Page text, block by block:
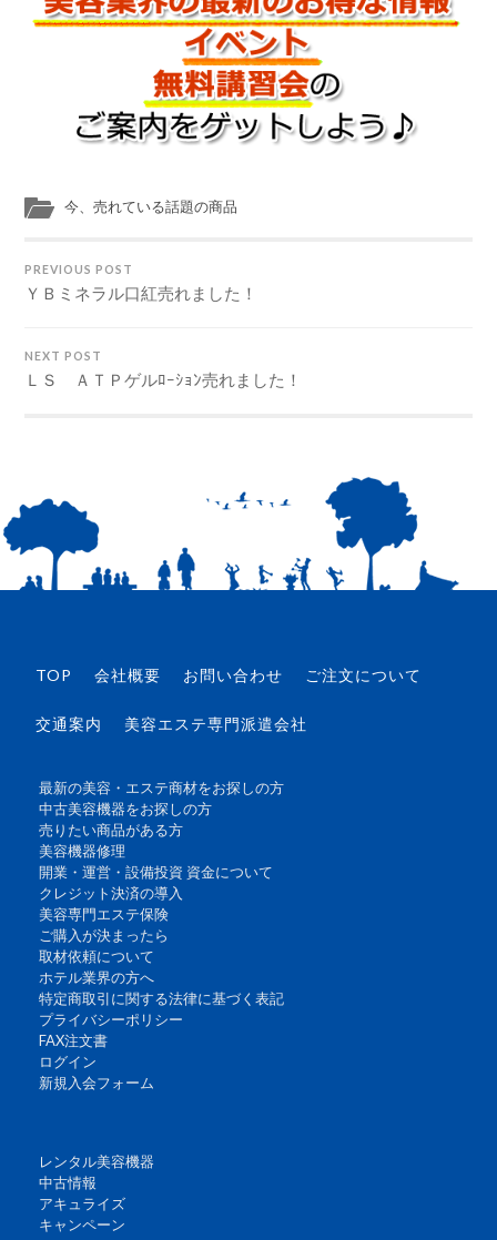
今、売れている話題の商品
PREVIOUS POST
ＹＢミネラル口紅売れました！
NEXT POST
ＬＳ ＡＴＰゲルﾛｰｼｮﾝ売れました！
TOP 会社概要 お問い合わせ ご注文について
交通案内 美容エステ専門派遣会社
最新の美容・エステ商材をお探しの方
中古美容機器をお探しの方
売りたい商品がある方
美容機器修理
開業・運営・設備投資 資金について
クレジット決済の導入
美容専門エステ保険
ご購入が決まったら
取材依頼について
ホテル業界の方へ
特定商取引に関する法律に基づく表記
プライバシーポリシー
FAX注文書
ログイン
新規入会フォーム
レンタル美容機器
中古情報
アキュライズ
キャンペーン